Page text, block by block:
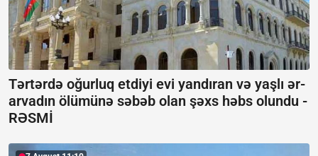
Tərtərdə oğurluq etdiyi evi yandıran və yaşlı ər-
arvadın ölümünə səbəb olan şəxs həbs olundu -
RƏSMİ